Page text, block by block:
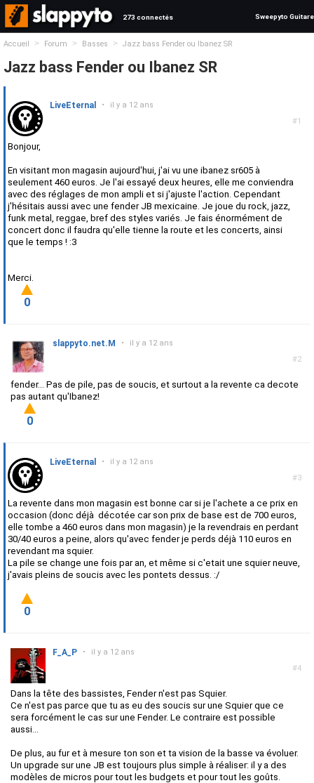
273 connectés Sweepyto Guitare
Accueil > Forum > Basses > Jazz bass Fender ou Ibanez SR
Jazz bass Fender ou Ibanez SR
#1
LiveEternal • il y a 12 ans
Bonjour,
En visitant mon magasin aujourd'hui, j'ai vu une ibanez sr605 à
seulement 460 euros. Je l'ai essayé deux heures, elle me conviendra
avec des réglages de mon ampli et si j'ajuste l'action. Cependant
j'hésitais aussi avec une fender JB mexicaine. Je joue du rock, jazz,
funk metal, reggae, bref des styles variés. Je fais énormément de
concert donc il faudra qu'elle tienne la route et les concerts, ainsi
que le temps ! :3
Merci.
0
#2
slappyto.net.M • il y a 12 ans
fender... Pas de pile, pas de soucis, et surtout a la revente ca decote
pas autant qu'Ibanez!
0
#3
LiveEternal • il y a 12 ans
La revente dans mon magasin est bonne car si je l'achete a ce prix en
occasion (donc déjà décotée car son prix de base est de 700 euros,
elle tombe a 460 euros dans mon magasin) je la revendrais en perdant
30/40 euros a peine, alors qu'avec fender je perds déjà 110 euros en
revendant ma squier.
La pile se change une fois par an, et même si c'etait une squier neuve,
j'avais pleins de soucis avec les pontets dessus. :/
0
#4
F_A_P • il y a 12 ans
Dans la tête des bassistes, Fender n'est pas Squier.
Ce n'est pas parce que tu as eu des soucis sur une Squier que ce
sera forcément le cas sur une Fender. Le contraire est possible
aussi...
De plus, au fur et à mesure ton son et ta vision de la basse va évoluer.
Un upgrade sur une JB est toujours plus simple à réaliser: il y a des
modèles de micros pour tout les budgets et pour tout les goûts.